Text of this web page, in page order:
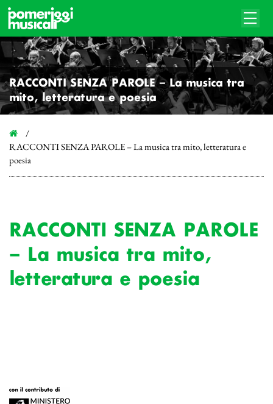
RACCONTI SENZA PAROLE – La musica tra
mito, letteratura e poesia
RACCONTI SENZA PAROLE – La musica tra mito, letteratura e
poesia
RACCONTI SENZA PAROLE
– La musica tra mito,
letteratura e poesia